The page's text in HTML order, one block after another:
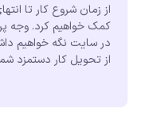
از زمان شروع کار تا
کمک خواهیم کرد. وجه
در سایت نگه خواهیم
از تحویل کار دستمزد